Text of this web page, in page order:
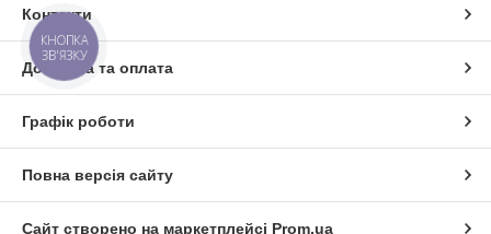
Контакти
Доставка та оплата
Графік роботи
Повна версія сайту
Сайт створено на маркетплейсі Prom.ua
КНОПКА
ЗВ'ЯЗКУ